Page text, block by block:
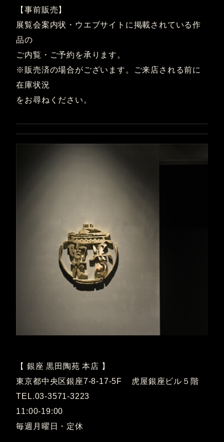
【事前販売】
展覧会案内状・ウエブサイトに掲載されている作
品の
ご内覧・ご予約を承ります。
※販売済の場合がございます。ご来店される前に
在庫状況
をお尋ねください。
【 銀座 黒田陶苑 本店 】
東京都中央区銀座7-8-17-5F 虎屋銀座ビル５階
TEL.03-3571-3223
11:00-19:00
毎週月曜日・定休